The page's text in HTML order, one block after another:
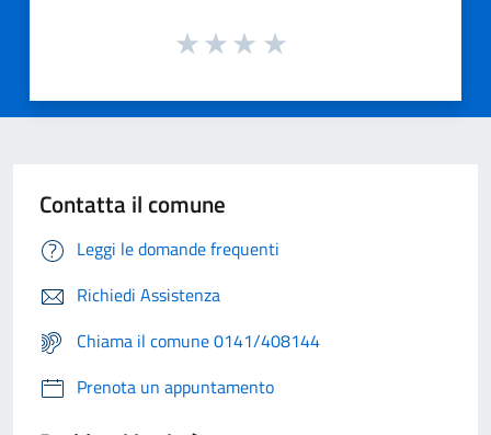
Contatta il comune
Leggi le domande frequenti
Richiedi Assistenza
Chiama il comune 0141/408144
Prenota un appuntamento